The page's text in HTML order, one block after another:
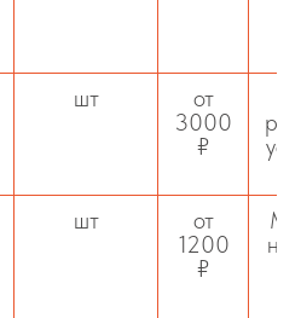
шт
от
3000
₽
шт
от
1200
₽
на